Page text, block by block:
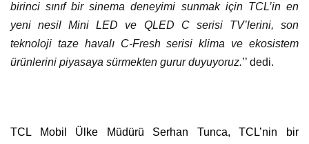
birinci sınıf bir sinema deneyimi sunmak için TCL’in en
yeni nesil Mini LED ve QLED C serisi TV’lerini, son
teknoloji taze havalı C-Fresh serisi klima ve ekosistem
ürünlerini piyasaya sürmekten gurur duyuyoruz.’’ dedi.
TCL Mobil Ülke Müdürü Serhan Tunca, TCL’nin bir